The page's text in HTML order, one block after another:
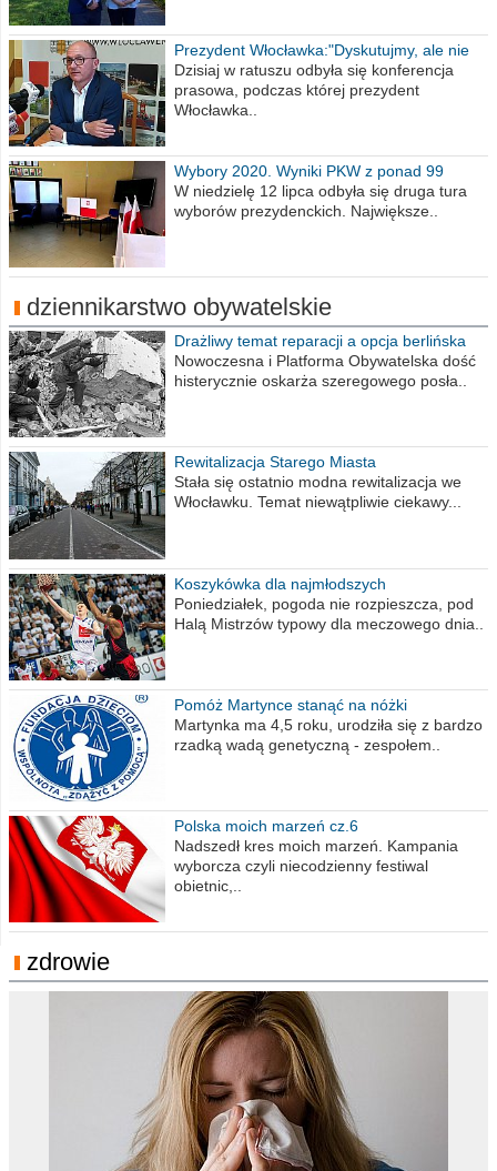
Prezydent Włocławka:"Dyskutujmy, ale nie
obrażajmy się”
Dzisiaj w ratuszu odbyła się konferencja
prasowa, podczas której prezydent
Włocławka..
Wybory 2020. Wyniki PKW z ponad 99
procent obwodów
W niedzielę 12 lipca odbyła się druga tura
wyborów prezydenckich. Największe..
dziennikarstwo obywatelskie
Drażliwy temat reparacji a opcja berlińska
Nowoczesna i Platforma Obywatelska dość
histerycznie oskarża szeregowego posła..
Rewitalizacja Starego Miasta
Stała się ostatnio modna rewitalizacja we
Włocławku. Temat niewątpliwie ciekawy...
Koszykówka dla najmłodszych
Poniedziałek, pogoda nie rozpieszcza, pod
Halą Mistrzów typowy dla meczowego dnia..
Pomóż Martynce stanąć na nóżki
Martynka ma 4,5 roku, urodziła się z bardzo
rzadką wadą genetyczną - zespołem..
Polska moich marzeń cz.6
Nadszedł kres moich marzeń. Kampania
wyborcza czyli niecodzienny festiwal
obietnic,..
zdrowie